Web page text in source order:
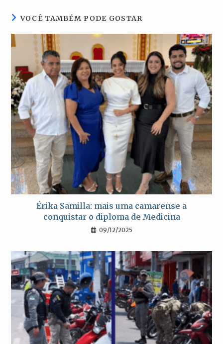
VOCÊ TAMBÉM PODE GOSTAR
Érika Samilla: mais uma camarense a
conquistar o diploma de Medicina
09/12/2025